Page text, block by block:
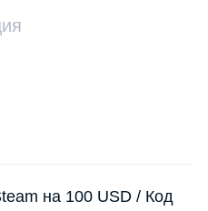
на 100 USD / Код